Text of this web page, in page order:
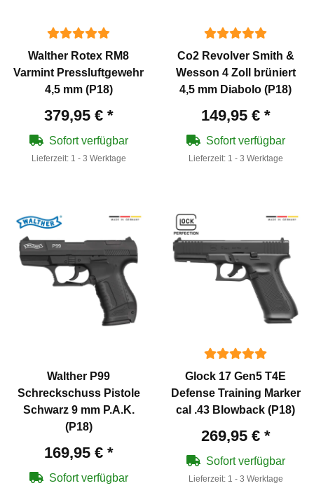
Walther Rotex RM8
Varmint Pressluftgewehr
4,5 mm (P18)
379,95 € *
Sofort verfügbar
Lieferzeit: 1 - 3 Werktage
Co2 Revolver Smith &
Wesson 4 Zoll brüniert
4,5 mm Diabolo (P18)
149,95 € *
Sofort verfügbar
Lieferzeit: 1 - 3 Werktage
Walther P99
Schreckschuss Pistole
Schwarz 9 mm P.A.K.
(P18)
169,95 € *
Sofort verfügbar
Glock 17 Gen5 T4E
Defense Training Marker
cal .43 Blowback (P18)
269,95 € *
Sofort verfügbar
Lieferzeit: 1 - 3 Werktage